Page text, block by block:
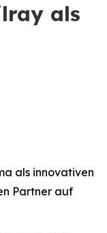
als
als innovativen
Partner auf